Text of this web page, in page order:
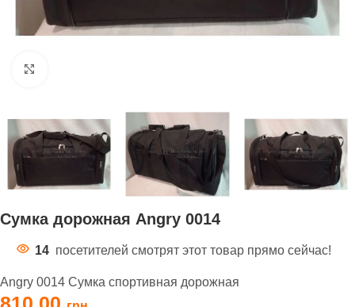
Сумка дорожная Angry 0014
14 посетителей смотрят этот товар прямо сейчас!
Angry 0014 Сумка спортивная дорожная